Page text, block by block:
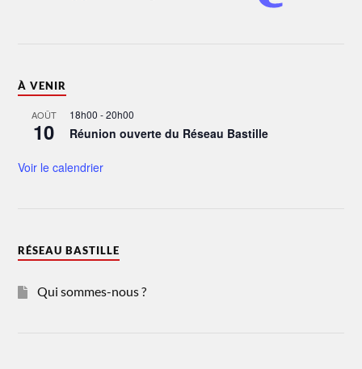
À VENIR
AOÛT
10
18h00 -20h00
Réunion ouverte du Réseau Bastille
Voir le calendrier
RÉSEAU BASTILLE
Qui sommes-nous ?